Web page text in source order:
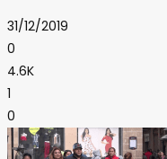
31/12/2019
0
4.6K
1
0